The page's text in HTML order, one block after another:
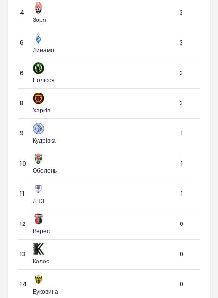
4
Зоря
3
6
Динамо
3
6
Полісся
3
8
Харків
3
9
Кудрівка
1
10
Оболонь
1
11
ЛНЗ
1
12
Верес
0
13
Колос
0
14
Буковина
0